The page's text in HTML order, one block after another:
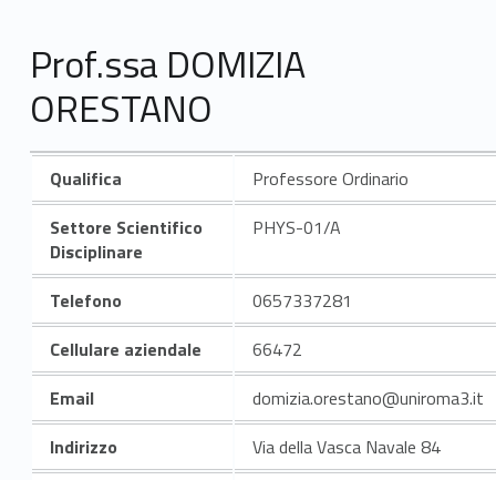
Prof.ssa DOMIZIA
ORESTANO
Qualifica
Professore Ordinario
Settore Scientifico
Disciplinare
PHYS-01/A
Telefono
0657337281
Cellulare aziendale
66472
Email
domizia.orestano@uniroma3.it
Indirizzo
Via della Vasca Navale 84